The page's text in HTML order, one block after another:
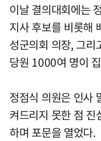
이날 결의대회에는
지사 후보를 비롯해
성군의회 의장, 그리
당원 1000여 명이
정점식 의원은 인사
켜드리지 못한 점 진
하며 포문을 열었다.